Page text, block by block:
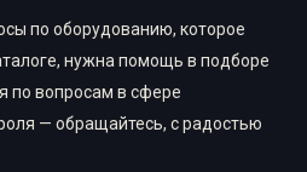
по оборудованию, которое
нужна помощь в подборе
по вопросам в сфере
— обращайтесь, с радостью